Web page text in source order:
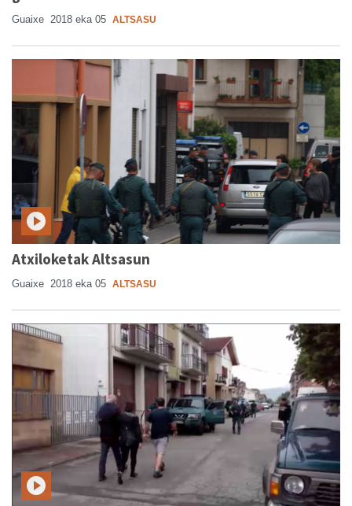
Guaixe 2018 eka 05 ALTSASU
Atxiloketak Altsasun
Guaixe 2018 eka 05 ALTSASU